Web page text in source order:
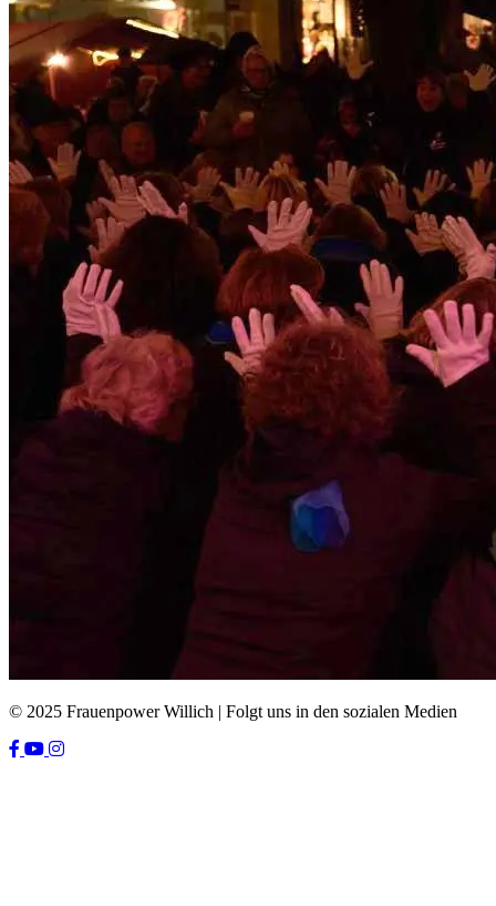
© 2025 Frauenpower Willich | Folgt uns in den sozialen Medien